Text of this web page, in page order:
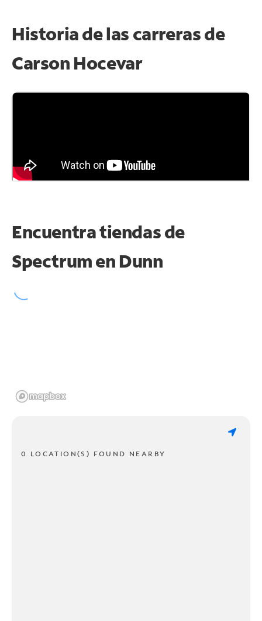
Historia de las carreras de
Carson Hocevar
Encuentra tiendas de
Spectrum en Dunn
0 LOCATION(S) FOUND NEARBY